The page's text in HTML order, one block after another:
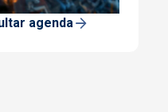
agenda